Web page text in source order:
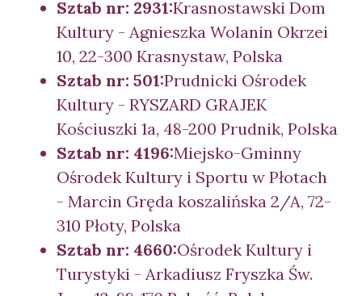
Sztab nr: 2931:Krasnostawski Dom
Kultury - Agnieszka Wolanin Okrzei
10, 22-300 Krasnystaw, Polska
Sztab nr: 501:Prudnicki Ośrodek
Kultury - RYSZARD GRAJEK
Kościuszki 1a, 48-200 Prudnik, Polska
Sztab nr: 4196:Miejsko-Gminny
Ośrodek Kultury i Sportu w Płotach
- Marcin Gręda koszalińska 2/A, 72-
310 Płoty, Polska
Sztab nr: 4660:Ośrodek Kultury i
Turystyki - Arkadiusz Fryszka Św.